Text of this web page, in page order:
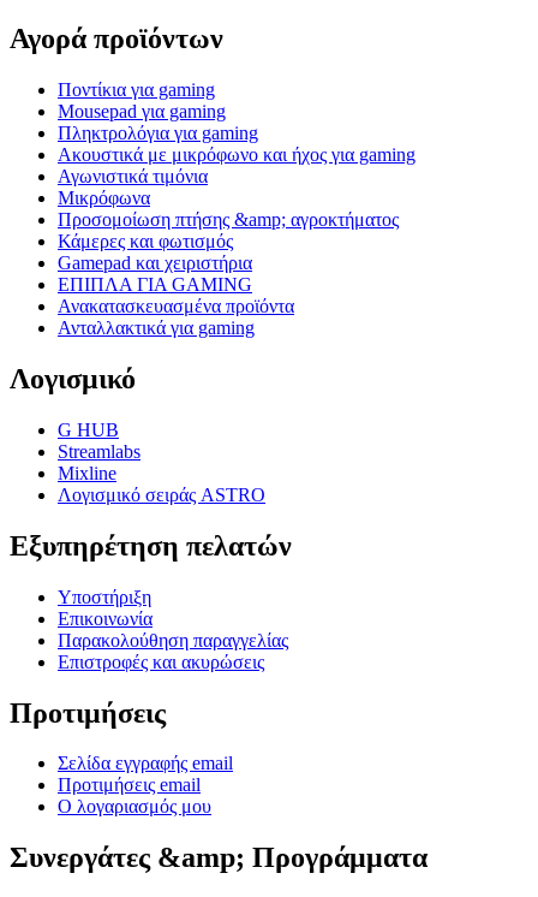
Αγορά προϊόντων
Ποντίκια για gaming
Mousepad για gaming
Πληκτρολόγια για gaming
Ακουστικά με μικρόφωνο και ήχος για gaming
Αγωνιστικά τιμόνια
Μικρόφωνα
Προσομοίωση πτήσης &amp; αγροκτήματος
Κάμερες και φωτισμός
Gamepad και χειριστήρια
ΕΠΙΠΛΑ ΓΙΑ GAMING
Ανακατασκευασμένα προϊόντα
Ανταλλακτικά για gaming
Λογισμικό
G HUB
Streamlabs
Mixline
Λογισμικό σειράς ASTRO
Εξυπηρέτηση πελατών
Υποστήριξη
Επικοινωνία
Παρακολούθηση παραγγελίας
Επιστροφές και ακυρώσεις
Προτιμήσεις
Σελίδα εγγραφής email
Προτιμήσεις email
Ο λογαριασμός μου
Συνεργάτες &amp; Προγράμματα